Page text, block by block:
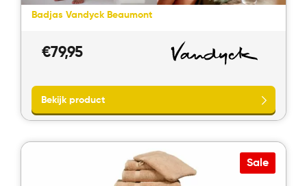
Badjas Vandyck Beaumont
€79,95
Sale